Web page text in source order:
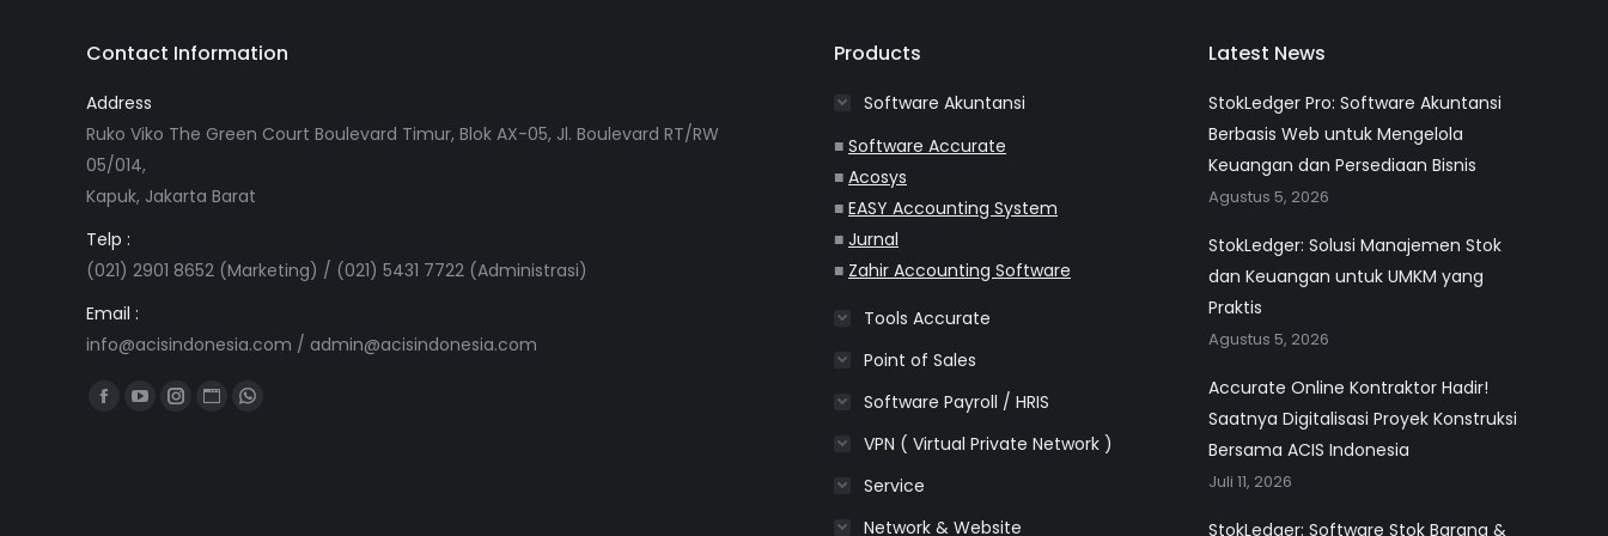
Contact Information
Address
Ruko Viko The Green Court Boulevard Timur, Blok AX-05, Jl. Boulevard RT/RW
05/014,
Kapuk, Jakarta Barat
Telp :
(021) 2901 8652 (Marketing) / (021) 5431 7722 (Administrasi)
Email :
info@acisindonesia.com / admin@acisindonesia.com
Find us on:
FacebookYouTube
Instagram
WebsiteWhatsapp
Products
Software Akuntansi
■ Software Accurate
■ Acosys
■ EASY Accounting System
■ Jurnal
■ Zahir Accounting Software
Tools Accurate
Point of Sales
Software Payroll / HRIS
VPN ( Virtual Private Network )
Service
Network & Website
Latest News
StokLedger Pro: Software Akuntansi
Berbasis Web untuk Mengelola
Keuangan dan Persediaan Bisnis
Agustus 5, 2026
StokLedger: Solusi Manajemen Stok
dan Keuangan untuk UMKM yang
Praktis
Agustus 5, 2026
Accurate Online Kontraktor Hadir!
Saatnya Digitalisasi Proyek Konstruksi
Bersama ACIS Indonesia
Juli 11, 2026
StokLedger: Software Stok Barang &